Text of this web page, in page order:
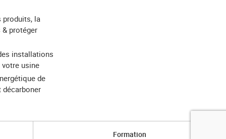
produits, la
protéger
installations
votre usine
de
Formation